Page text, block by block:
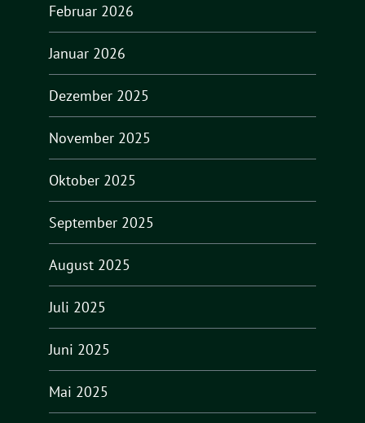
Februar 2026
Januar 2026
Dezember 2025
November 2025
Oktober 2025
September 2025
August 2025
Juli 2025
Juni 2025
Mai 2025